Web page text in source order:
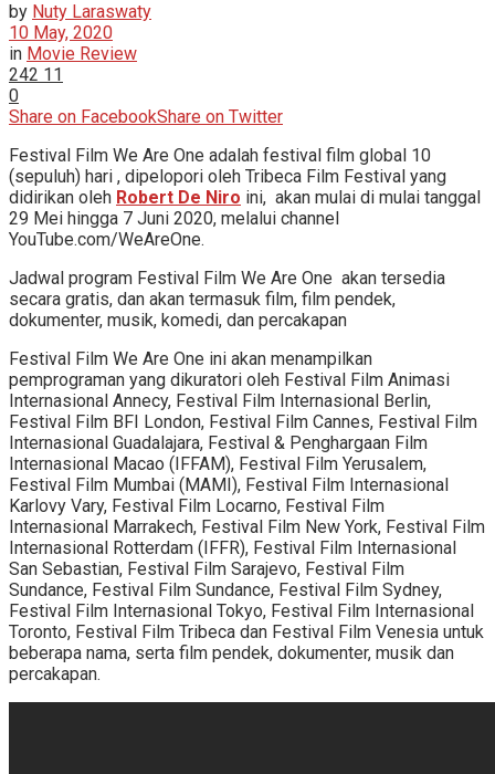
by Nuty Laraswaty
10 May, 2020
in Movie Review
242 11
0
Share on FacebookShare on Twitter
Festival Film We Are One adalah festival film global 10
(sepuluh) hari , dipelopori oleh Tribeca Film Festival yang
didirikan oleh Robert De Niro ini, akan mulai di mulai tanggal
29 Mei hingga 7 Juni 2020, melalui channel
YouTube.com/WeAreOne.
Jadwal program Festival Film We Are One akan tersedia
secara gratis, dan akan termasuk film, film pendek,
dokumenter, musik, komedi, dan percakapan
Festival Film We Are One ini akan menampilkan
pemprograman yang dikuratori oleh Festival Film Animasi
Internasional Annecy, Festival Film Internasional Berlin,
Festival Film BFI London, Festival Film Cannes, Festival Film
Internasional Guadalajara, Festival & Penghargaan Film
Internasional Macao (IFFAM), Festival Film Yerusalem,
Festival Film Mumbai (MAMI), Festival Film Internasional
Karlovy Vary, Festival Film Locarno, Festival Film
Internasional Marrakech, Festival Film New York, Festival Film
Internasional Rotterdam (IFFR), Festival Film Internasional
San Sebastian, Festival Film Sarajevo, Festival Film
Sundance, Festival Film Sundance, Festival Film Sydney,
Festival Film Internasional Tokyo, Festival Film Internasional
Toronto, Festival Film Tribeca dan Festival Film Venesia untuk
beberapa nama, serta film pendek, dokumenter, musik dan
percakapan.